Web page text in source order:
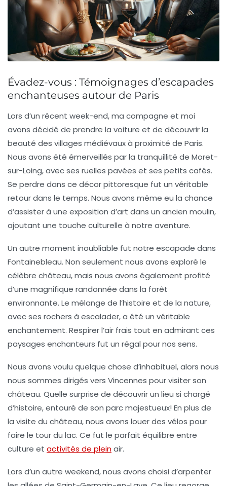
Évadez-vous : Témoignages d’escapades
enchanteuses autour de Paris
Lors d’un récent week-end, ma compagne et moi
avons décidé de prendre la voiture et de découvrirla
beauté des villages médiévauxà proximité de Paris.
Nous avons été émerveillés par la tranquillité de Moret-
sur-Loing, avec ses ruelles pavées et ses petits cafés.
Se perdre dans ce décor pittoresque fut un véritable
retour dans le temps. Nous avons même eu la chance
d’assister à une exposition d’art dans un ancien moulin,
ajoutant une touche culturelle à notre aventure.
Un autre moment inoubliable fut notre escapade dans
Fontainebleau. Non seulement nous avons exploré le
célèbre château, mais nous avons également profité
d’une magnifique randonnée dans la forêt
environnante. Le mélange de l’histoire et de la nature,
avec ses rochers à escalader, a été un véritable
enchantement. Respirer l’air frais tout en admirant ces
paysages enchanteurs fut un régal pour nos sens.
Nous avons voulu quelque chose d’inhabituel, alors nous
nous sommes dirigés vers Vincennes pour visiter son
château. Quelle surprise de découvrir un lieu si chargé
d’histoire, entouré de son parc majestueux! En plus de
la visite du château, nous avons louer des vélos pour
faire le tour du lac. Ce fut le parfait équilibre entre
culture et activités de pleinair.
Lors d’un autre weekend, nous avons choisi d’arpenter